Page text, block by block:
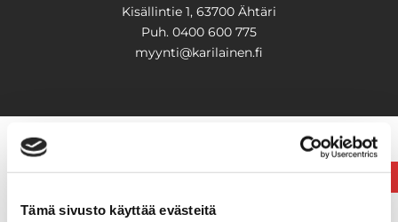
Tämä sivusto käyttää evästeitä
Kisällintie 1, 63700 Ähtäri
Puh. 0400 600 775
myynti@karilainen.fi
Etusivulle
Tuotealueet
Veneily